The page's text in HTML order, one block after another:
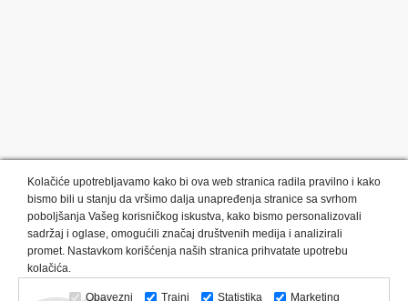
Kategorije proizvoda: Olovke i markeri
Privesci i trakice
Upaljači
USB Tehnologija Tekstil
Kačketi i kape
Kolačiće upotrebljavamo kako bi ova web stranica radila pravilno i kako
bismo bili u stanju da vršimo dalja unapređenja stranice sa svrhom
poboljšanja Vašeg korisničkog iskustva, kako bismo personalizovali
sadržaj i oglase, omogućili značaj društvenih medija i analizirali
promet. Nastavkom korišćenja naših stranica prihvatate upotrebu
kolačića.
Obavezni Trajni Statistika Marketing